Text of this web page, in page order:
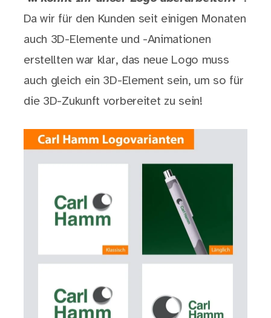
Da wir für den Kunden seit einigen Monaten
auch 3D-Elemente und -Animationen
erstellten war klar, das neue Logo muss
auch gleich ein 3D-Element sein, um so für
die 3D-Zukunft vorbereitet zu sein!